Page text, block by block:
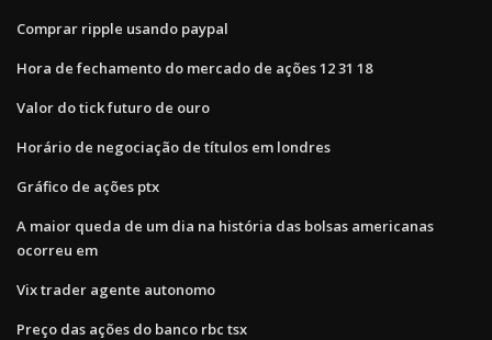
Comprar ripple usando paypal
Hora de fechamento do mercado de ações 12 31 18
Valor do tick futuro de ouro
Horário de negociação de títulos em londres
Gráfico de ações ptx
A maior queda de um dia na história das bolsas americanas
ocorreu em
Vix trader agente autonomo
Preço das ações do banco rbc tsx